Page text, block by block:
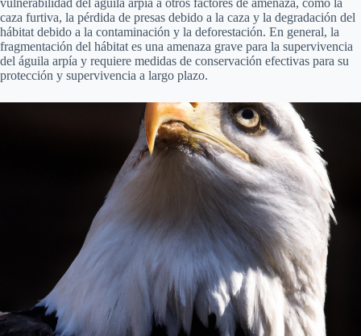
caza furtiva, la pérdida de presas debido a la caza y la degradación del
hábitat debido a la contaminación y la deforestación. En general, la
fragmentación del hábitat es una amenaza grave para la supervivencia
del águila arpía y requiere medidas de conservación efectivas para su
protección y supervivencia a largo plazo.